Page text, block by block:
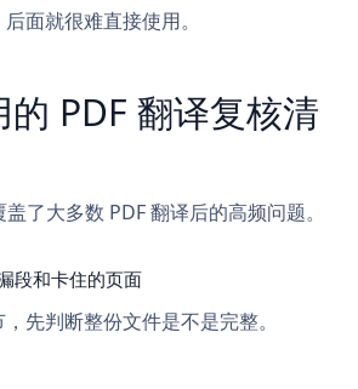
面就很难直接使用。
PDF 翻译复核清
了大多数 PDF 翻译后的高频问题。
段和卡住的页面
先判断整份文件是不是完整。